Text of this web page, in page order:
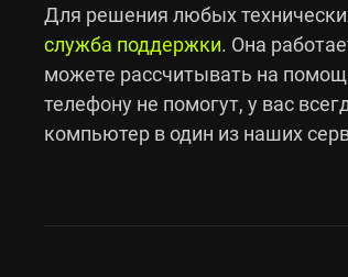
Для решения любых
служба поддержки. Она
можете рассчитывать на
телефону не помогут, у вас
компьютер в один из наших